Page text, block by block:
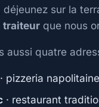
sur la
traiteur que nous
aussi quatre
· pizzeria napolitaine
· restaurant